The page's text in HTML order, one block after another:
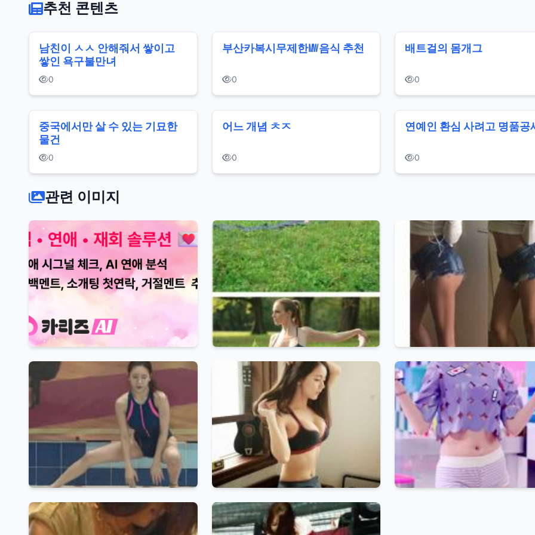
추천 콘텐츠
남친이 ㅅㅅ 안해줘서 쌓이고
쌓인 욕구불만녀
0
부산카복시무제한㎿음식 추천
0
배트걸의 몸개그
0
중국에서만 살 수 있는 기묘한
물건
0
어느 개념 ㅊㅈ
0
연예인 환심 사려고 명품공
0
관련 이미지